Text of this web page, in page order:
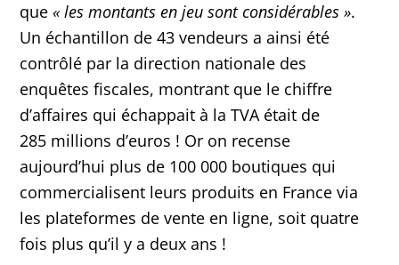
que« les montants en jeu sont considérables ».
Un échantillon de 43 vendeurs a ainsi été
contrôlé par la direction nationale des
enquêtes fiscales, montrant que le chiffre
d’affaires qui échappait à la TVA était de
285 millions d’euros ! Or on recense
aujourd’hui plus de 100 000 boutiques qui
commercialisent leurs produits en France via
les plateformes de vente en ligne, soit quatre
fois plus qu’il y a deux ans !